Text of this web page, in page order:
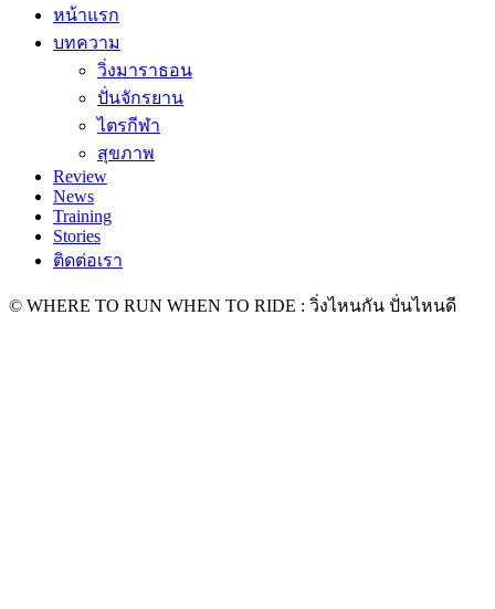
หน้าแรก
บทความ
วิ่งมาราธอน
ปั่นจักรยาน
ไตรกีฬา
สุขภาพ
Review
News
Training
Stories
ติดต่อเรา
© WHERE TO RUN WHEN TO RIDE : วิ่งไหนกัน ปั่นไหนดี